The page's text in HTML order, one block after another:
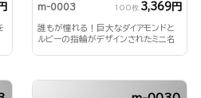
m-0003 100枚 3,369円
誰もが憧れる！巨大なダイアモンドと
ルビーの指輪がデザインされたミニ名